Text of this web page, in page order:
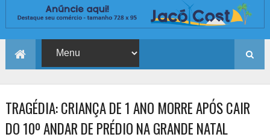
TRAGÉDIA: CRIANÇA DE 1 ANO MORRE APÓS CAIR
DO 10º ANDAR DE PRÉDIO NA GRANDE NATAL